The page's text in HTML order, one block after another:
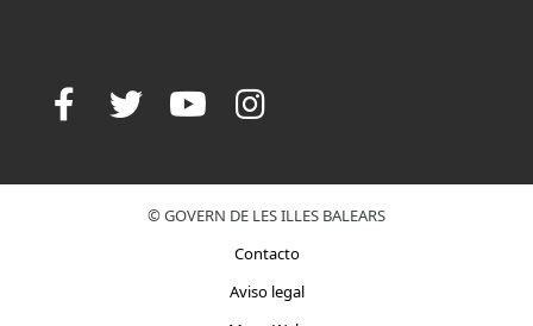
© GOVERN DE LES ILLES BALEARS
Contacto
Aviso legal